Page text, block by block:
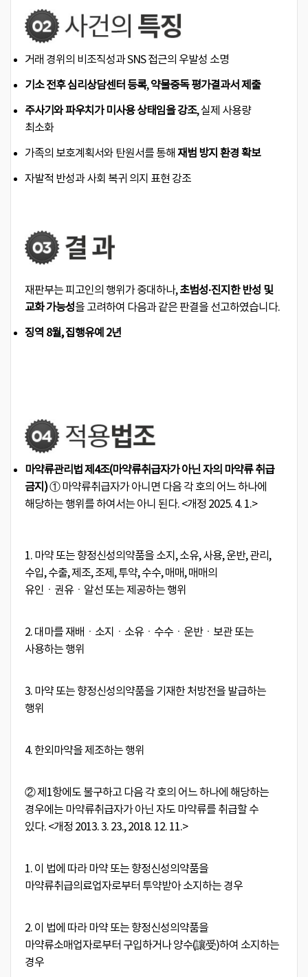
거래 경위의 비조직성과 SNS 접근의 우발성 소명
기소 전후 심리상담센터 등록,약물중독 평가결과서 제출
주사기와 파우치가 미사용 상태임을 강조, 실제 사용량
최소화
가족의 보호계획서와 탄원서를 통해 재범 방지 환경 확보
자발적 반성과 사회 복귀 의지 표현 강조
재판부는 피고인의 행위가 중대하나,초범성·진지한 반성 및
교화 가능성을 고려하여 다음과 같은 판결을 선고하였습니다.
징역 8월, 집행유예 2년
마약류관리법 제4조(마약류취급자가 아닌 자의 마약류 취급
금지)① 마약류취급자가 아니면 다음 각 호의 어느 하나에
해당하는 행위를 하여서는 아니 된다. <개정 2025. 4. 1.>
1. 마약 또는 향정신성의약품을 소지, 소유, 사용, 운반, 관리,
수입, 수출, 제조, 조제, 투약, 수수, 매매, 매매의
유인ㆍ권유ㆍ알선 또는 제공하는 행위
2. 대마를 재배ㆍ소지ㆍ소유ㆍ수수ㆍ운반ㆍ보관 또는
사용하는 행위
3. 마약 또는 향정신성의약품을 기재한 처방전을 발급하는
행위
4. 한외마약을 제조하는 행위
② 제1항에도 불구하고 다음 각 호의 어느 하나에 해당하는
경우에는 마약류취급자가 아닌 자도 마약류를 취급할 수
있다. <개정 2013. 3. 23., 2018. 12. 11.>
1. 이 법에 따라 마약 또는 향정신성의약품을
마약류취급의료업자로부터 투약받아 소지하는 경우
2. 이 법에 따라 마약 또는 향정신성의약품을
마약류소매업자로부터 구입하거나 양수(讓受)하여 소지하는
경우